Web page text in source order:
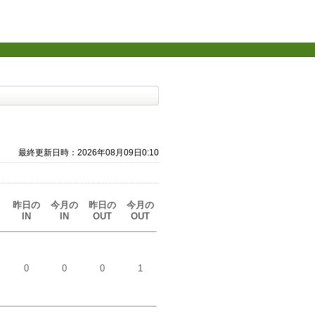
最終更新日時：2026年08月09日0:10
昨日の
IN
今月の
IN
昨日の
OUT
今月の
OUT
0 0 0 1